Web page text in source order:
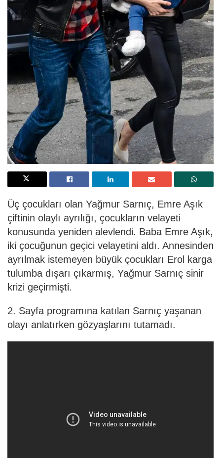
Üç çocukları olan Yağmur Sarnıç, Emre Aşık
çiftinin olaylı ayrılığı, çocukların velayeti
konusunda yeniden alevlendi. Baba Emre Aşık,
iki çocuğunun geçici velayetini aldı. Annesinden
ayrılmak istemeyen büyük çocukları Erol karga
tulumba dışarı çıkarmış, Yağmur Sarnıç sinir
krizi geçirmişti.
2. Sayfa programına katılan Sarnıç yaşanan
olayı anlatırken gözyaşlarını tutamadı.